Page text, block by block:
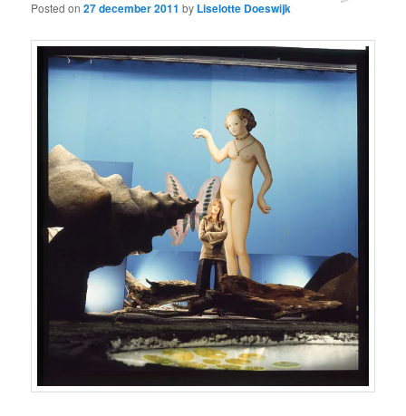
Posted on27 december 2011 by Liselotte Doeswijk